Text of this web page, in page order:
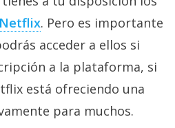
. Pero es importante
acceder a ellos si
a la plataforma, si
está ofreciendo una
para muchos.